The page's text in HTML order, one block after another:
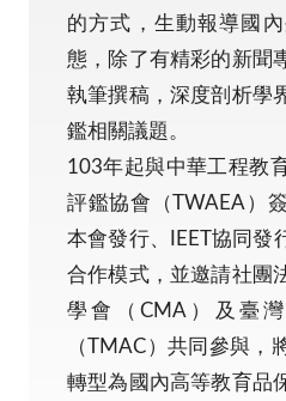
的方式，生動報導國
態，除了有精彩的新聞
執筆撰稿，深度剖析學
鑑相關議題。
103年起與中華工程教
評鑑協會（TWAEA）
本會發行、IEET協同發
合作模式，並邀請社團
學會（CMA）及臺
（TMAC）共同參與，
轉型為國內高等教育品